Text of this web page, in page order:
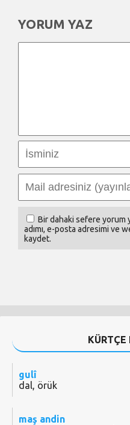
YORUM YAZ
Bir dahaki sefere yorum
adımı, e-posta adresimi ve
kaydet.
gulî
dal, örük
maş andin